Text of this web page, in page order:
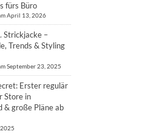
fürs Büro
April 13, 2026
Strickjacke –
Trends & Styling
September 23, 2025
Erster regulär
Store in
& große Pläne ab